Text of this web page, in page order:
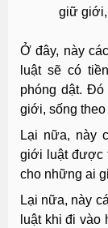
giữ giới,
Ở đây, này
luật sẽ có
phóng dật.
giới, sống
Lại nữa, này
giới luật được
cho những ai
Lại nữa, này
luật khi đi vào